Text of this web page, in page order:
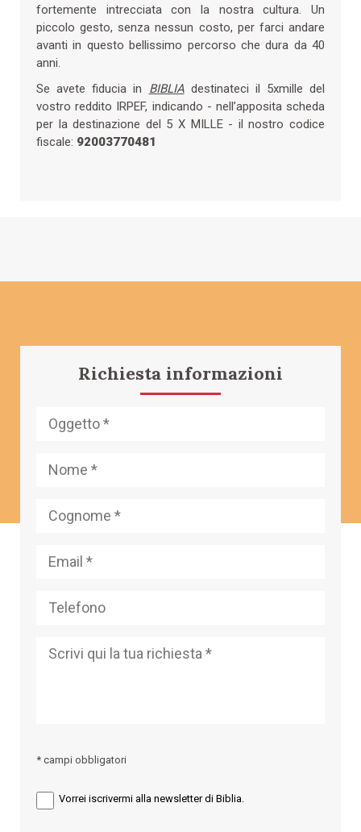
fortemente intrecciata con la nostra cultura. Un
piccolo gesto, senza nessun costo, per farci andare
avanti in questo bellissimo percorso che dura da 40
anni.
Se avete fiducia in BIBLIAdestinateci il 5xmille del
vostro reddito IRPEF, indicando - nell’apposita scheda
per la destinazione del 5 X MILLE - il nostro codice
fiscale: 92003770481
Richiesta informazioni
* campi obbligatori
Vorrei iscrivermi alla newsletter di Biblia.